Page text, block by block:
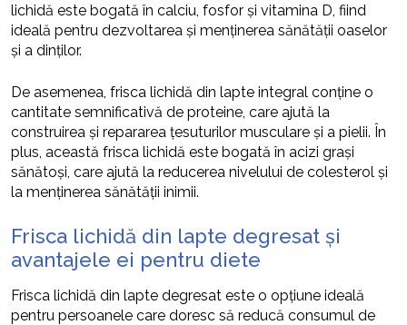
lichidă este bogată în calciu, fosfor și vitamina D, fiind
ideală pentru dezvoltarea și menținerea sănătății oaselor
și a dinților.
De asemenea, frisca lichidă din lapte integral conține o
cantitate semnificativă de proteine, care ajută la
construirea și repararea țesuturilor musculare și a pielii. În
plus, această frisca lichidă este bogată în acizi grași
sănătoși, care ajută la reducerea nivelului de colesterol și
la menținerea sănătății inimii.
Frisca lichidă din lapte degresat și
avantajele ei pentru diete
Frisca lichidă din lapte degresat este o opțiune ideală
pentru persoanele care doresc să reducă consumul de